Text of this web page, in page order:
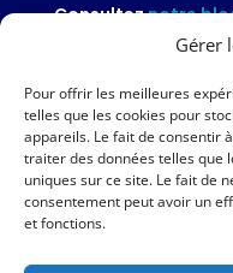
Gérer
Pour offrir les meilleures
telles que les cookies pour
appareils. Le fait de consentir
traiter des données telles que
uniques sur ce site. Le fait de
consentement peut avoir un
et fonctions.
Consulteznotre
Nous contacter
02 97 46
Nous écrire